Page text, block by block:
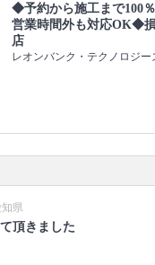
◆予約から施工まで100
営業時間外も対応OK◆
店
レオンバンク・テクノロジー
県
頂きました